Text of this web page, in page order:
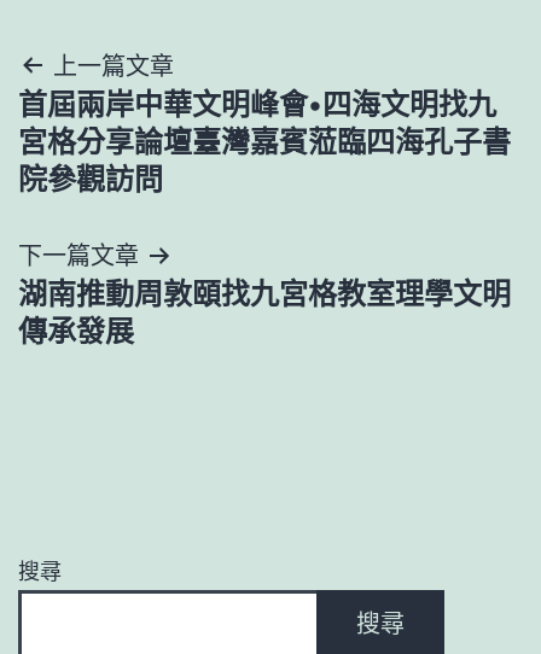
文
章
導
覽
上一篇文章
首屆兩岸中華文明峰會•四海文明找九
宮格分享論壇臺灣嘉賓蒞臨四海孔子書
院參觀訪問
下一篇文章
湖南推動周敦頤找九宮格教室理學文明
傳承發展
搜尋
搜尋